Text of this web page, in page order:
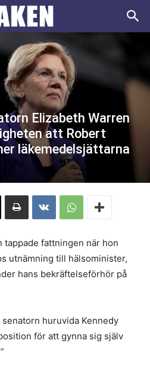
Elizabeth Warren
att Robert
läkemedelsjättarna
tappade fattningen när hon
utnämning till hälsominister,
hans bekräftelseförhör på
huruvida Kennedy
för att gynna sig själv